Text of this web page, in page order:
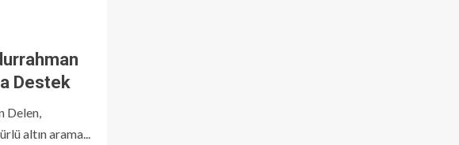
Destek
Delen,
altın arama...